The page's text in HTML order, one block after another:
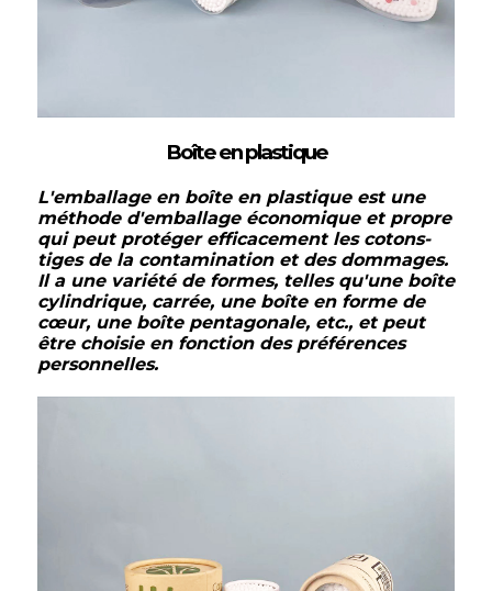
Boîte en plastique
L'emballage en boîte en plastique est une
méthode d'emballage économique et propre
qui peut protéger efficacement les cotons-
tiges de la contamination et des dommages.
Il a une variété de formes, telles qu'une boîte
cylindrique, carrée, une boîte en forme de
cœur, une boîte pentagonale, etc., et peut
être choisie en fonction des préférences
personnelles.